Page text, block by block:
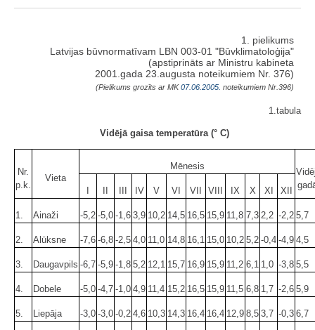
1. pielikums
Latvijas būvnormatīvam LBN 003-01 "Būvklimatoloģija"
(apstiprināts ar Ministru kabineta
2001.gada 23.augusta noteikumiem Nr. 376)
(Pielikums grozīts ar MK07.06.2005. noteikumiem Nr.396)
1.tabula
Vidējā gaisa temperatūra (° C)
Nr.
p.k.
Vieta
Mēnesis
IV V VI VII VIII IX X XI XII
1. Ainaži -5,2 -5,0 -1,6 3,9 10,2 14,5 16,5 15,9 11,8 7,3 2,2 -2,2 5,7
2. Alūksne -7,6 -6,8 -2,5 4,0 11,0 14,8 16,1 15,0 10,2 5,2 -0,4 -4,9 4,5
3. Daugavpils -6,7 -5,9 -1,8 5,2 12,1 15,7 16,9 15,9 11,2 6,1 1,0 -3,8 5,5
4. Dobele -5,0 -4,7 -1,0 4,9 11,4 15,2 16,5 15,9 11,5 6,8 1,7 -2,6 5,9
5. Liepāja -3,0 -3,0 -0,2 4,6 10,3 14,3 16,4 16,4 12,9 8,5 3,7 -0,3 6,7